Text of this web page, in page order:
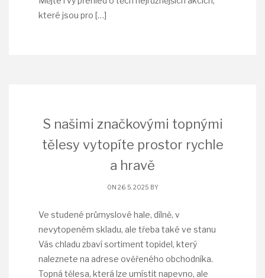
které jsou pro […]
S našimi značkovými topnými
tělesy vytopíte prostor rychle
a hravě
ON 26. 5. 2025 BY
Ve studené průmyslové hale, dílně, v
nevytopeném skladu, ale třeba také ve stanu
Vás chladu zbaví sortiment topidel, který
naleznete na adrese ověřeného obchodníka.
Topná tělesa, která lze umístit napevno, ale